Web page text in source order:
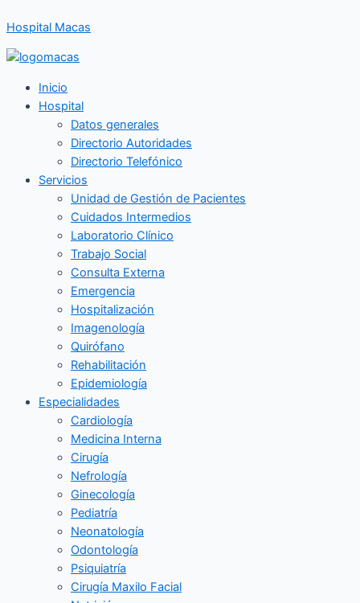
al
contenido
Hospital Macas
Inicio
Hospital
Datos generales
Directorio Autoridades
Directorio Telefónico
Servicios
Unidad de Gestión de Pacientes
Cuidados Intermedios
Laboratorio Clínico
Trabajo Social
Consulta Externa
Emergencia
Hospitalización
Imagenología
Quirófano
Rehabilitación
Epidemiología
Especialidades
Cardiología
Medicina Interna
Cirugía
Nefrología
Ginecología
Pediatría
Neonatología
Odontología
Psiquiatría
Cirugía Maxilo Facial